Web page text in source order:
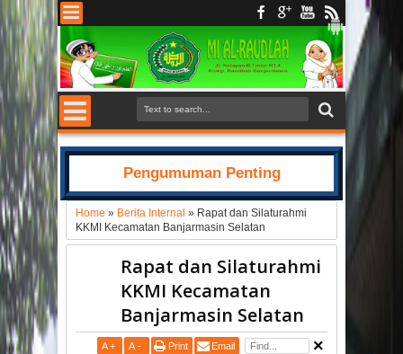
Pengumuman Penting
Home » Berita Internal » Rapat dan Silaturahmi
KKMI Kecamatan Banjarmasin Selatan
Rapat dan Silaturahmi
KKMI Kecamatan
Banjarmasin Selatan
A + A - Print Email